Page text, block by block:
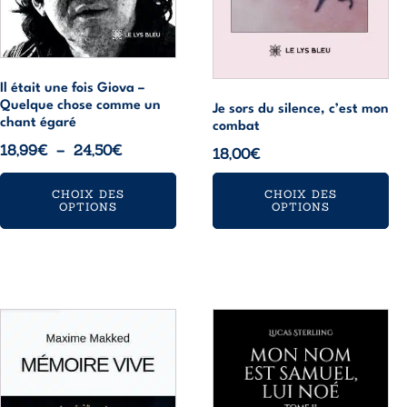
Il était une fois Giova –
Quelque chose comme un
chant égaré
18,99€ – 24,50€Plage
de
prix :
CHOIX DES
OPTIONS
choisies
la
page
du
produit
Je sors du silence, c’est mon
combat
18,00€
CHOIX DES
OPTIONS
sur
page
du
produit
produit
plusieurs